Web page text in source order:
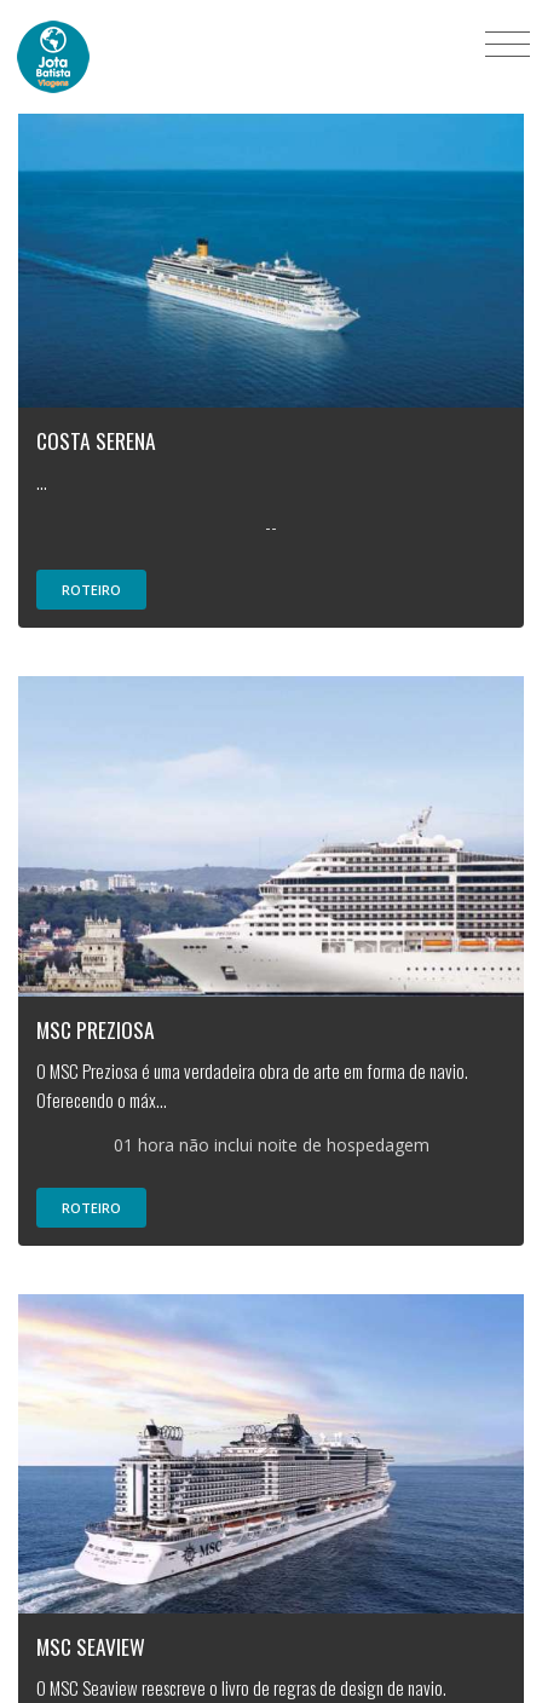
Cruzeiros Nacionais
COSTA SERENA
...
--
ROTEIRO
MSC PREZIOSA
O MSC Preziosa é uma verdadeira obra de arte em forma de navio.
Oferecendo o máx...
01 hora não inclui noite de hospedagem
ROTEIRO
MSC SEAVIEW
O MSC Seaview reescreve o livro de regras de design de navio.